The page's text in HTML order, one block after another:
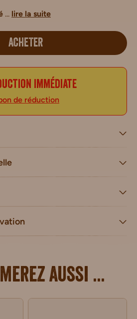
... lire la suite
ACHETER
immédiate
de réduction
aussi ...